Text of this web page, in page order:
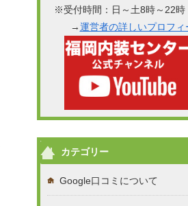
※受付時間：日～土8時～22時
→運営者の詳しいプロフィ
カテゴリー
Google口コミについて